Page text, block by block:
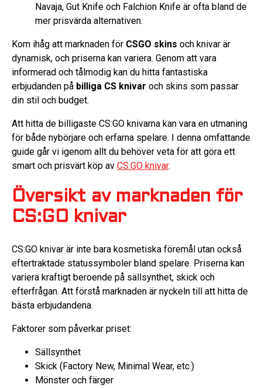
Navaja, Gut Knife och Falchion Knife är ofta bland de
mer prisvärda alternativen.
Kom ihåg att marknaden för CSGO skins och knivar är
dynamisk, och priserna kan variera. Genom att vara
informerad och tålmodig kan du hitta fantastiska
erbjudanden på billiga CS knivar och skins som passar
din stil och budget.
Att hitta de billigaste CS:GO knivarna kan vara en utmaning
för både nybörjare och erfarna spelare. I denna omfattande
guide går vi igenom allt du behöver veta för att göra ett
smart och prisvärt köp av CS:GO knivar.
Översikt av marknaden för
CS:GO knivar
CS:GO knivar är inte bara kosmetiska föremål utan också
eftertraktade statussymboler bland spelare. Priserna kan
variera kraftigt beroende på sällsynthet, skick och
efterfrågan. Att förstå marknaden är nyckeln till att hitta de
bästa erbjudandena.
Faktorer som påverkar priset:
Sällsynthet
Skick (Factory New, Minimal Wear, etc.)
Mönster och färger